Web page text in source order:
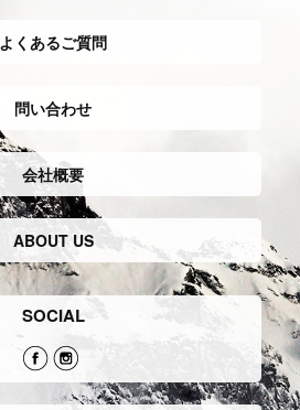
よくあるご質問
問い合わせ
会社概要
ABOUT US
SOCIAL